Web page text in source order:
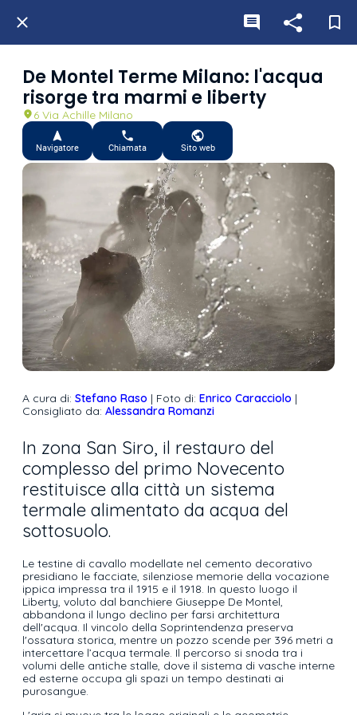
De Montel Terme Milano: l'acqua
risorge tra marmi e liberty
6 Via Achille Milano
Navigatore Chiamata Sito web
A cura di: Stefano Raso | Foto di: Enrico Caracciolo |
Consigliato da: Alessandra Romanzi
In zona San Siro, il restauro del
complesso del primo Novecento
restituisce alla città un sistema
termale alimentato da acqua del
sottosuolo.
Le testine di cavallo modellate nel cemento decorativo
presidiano le facciate, silenziose memorie della vocazione
ippica impressa tra il 1915 e il 1918. In questo luogo il
Liberty, voluto dal banchiere Giuseppe De Montel,
abbandona il lungo declino per farsi architettura
dell'acqua. Il vincolo della Soprintendenza preserva
l'ossatura storica, mentre un pozzo scende per 396 metri a
intercettare l’acqua termale. Il percorso si snoda tra i
volumi delle antiche stalle, dove il sistema di vasche interne
ed esterne occupa gli spazi un tempo destinati ai
purosangue.